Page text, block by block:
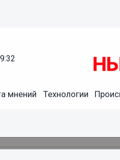
мнений Технологии